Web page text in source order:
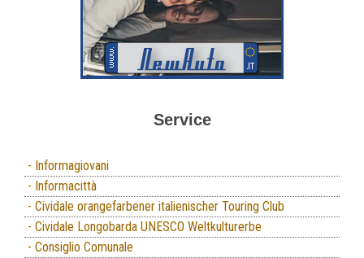
Service
- Informagiovani
- Informacittà
- Cividale orangefarbener italienischer Touring Club
- Cividale Longobarda UNESCO Weltkulturerbe
- Consiglio Comunale